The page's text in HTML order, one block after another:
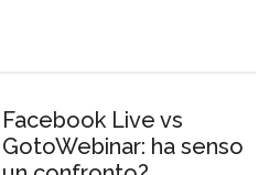
Facebook Live vs
GotoWebinar: ha senso